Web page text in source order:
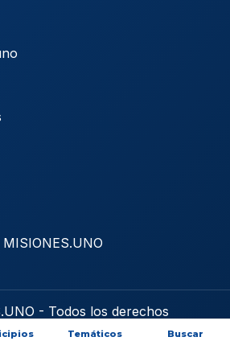
- Todos los derechos
Temáticos Buscar